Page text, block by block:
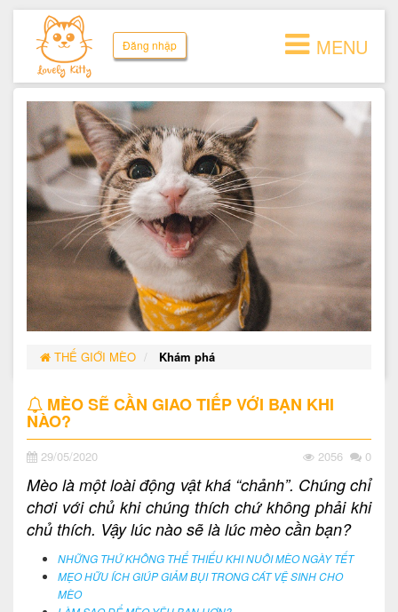
Đăng nhập
THẾ GIỚI MÈO Khám phá
MÈO SẼ CẦN GIAO TIẾP VỚI BẠN KHI
NÀO?
29/05/2020 2056 0
Mèo là một loài động vật khá “chảnh”. Chúng chỉ
chơi với chủ khi chúng thích chứ không phải khi
chủ thích. Vậy lúc nào sẽ là lúc mèo cần bạn?
NHỮNG THỨ KHÔNG THỂ THIẾU KHI NUÔI MÈO NGÀY TẾT
MẸO HỮU ÍCH GIÚP GIẢM BỤI TRONG CÁT VỆ SINH CHO
MÈO
MENU